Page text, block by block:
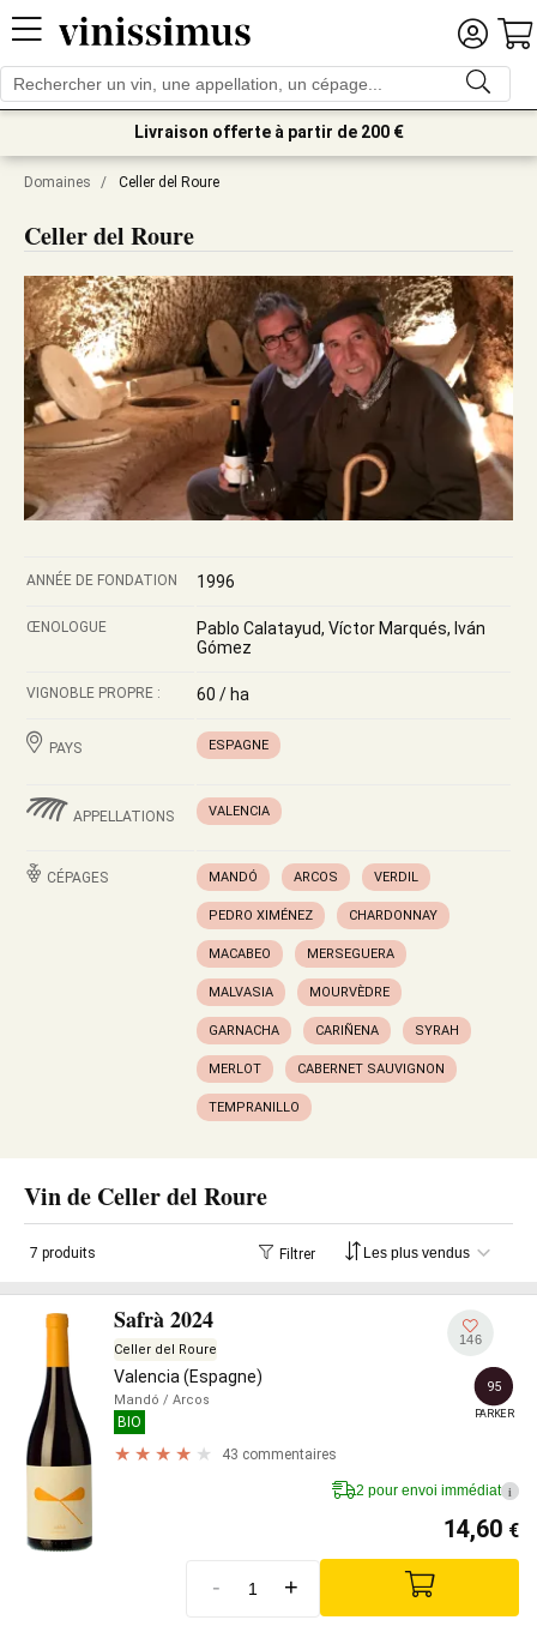
Livraison offerte à partir de 200 €
Domaines / Celler del Roure
Celler del Roure
ANNÉE DE FONDATION 1996
ŒNOLOGUE
Pablo Calatayud, Víctor Marqués, Iván
Gómez
VIGNOBLE PROPRE : 60 / ha
PAYS ESPAGNE
APPELLATIONS VALENCIA
CÉPAGES MANDÓ ARCOS VERDIL
PEDRO XIMÉNEZ CHARDONNAY
MACABEO MERSEGUERA
MALVASIA MOURVÈDRE
GARNACHA CARIÑENA SYRAH
MERLOT CABERNET SAUVIGNON
TEMPRANILLO
Vin de Celler del Roure
7 produits Filtrer
Safrà 2024
Celler del Roure
Valencia (Espagne)
Mandó / Arcos
BIO
43 commentaires
146
95
PARKER
2 pour envoi immédiat i
14,60 €
- +